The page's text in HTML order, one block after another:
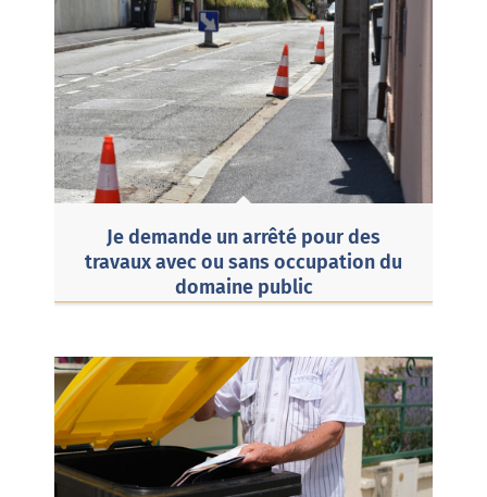
Je demande un arrêté pour des
travaux avec ou sans occupation du
domaine public